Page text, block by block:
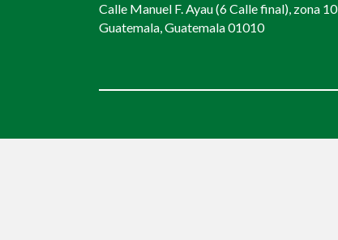
Calle Manuel F. Ayau (6 Calle final), zona 10
Guatemala, Guatemala 01010